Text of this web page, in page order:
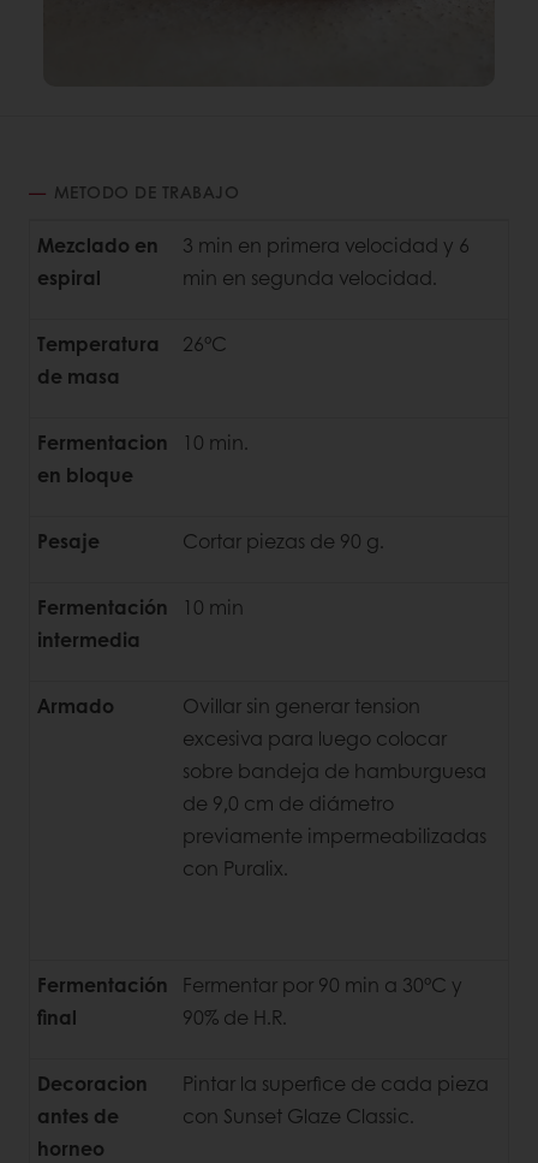
METODO DE TRABAJO
Mezclado en
espiral
3 min en primera velocidad y 6
min en segunda velocidad.
Temperatura
de masa
26°C
Fermentacion
en bloque
10 min.
Pesaje Cortar piezas de 90 g.
Fermentación
intermedia
10 min
Armado
Ovillar sin generar tension
excesiva para luego colocar
sobre bandeja de hamburguesa
de 9,0 cm de diámetro
previamente impermeabilizadas
con Puralix.
Fermentación
final
Fermentar por 90 min a 30°C y
90% de H.R.
Decoracion
antes de
horneo
Pintar la superfice de cada pieza
con Sunset Glaze Classic.